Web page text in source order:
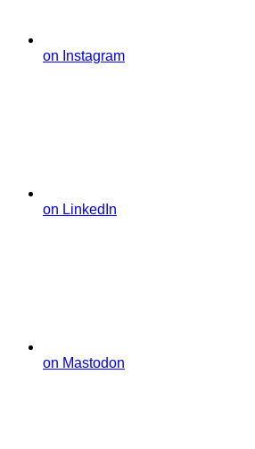
on Instagram
on LinkedIn
on Mastodon